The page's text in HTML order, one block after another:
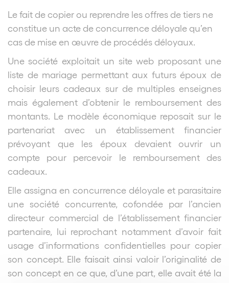
Le fait de copier ou reprendre les offres de tiers ne
constitue un acte de concurrence déloyale qu’en
cas de mise en œuvre de procédés déloyaux.
Une société exploitait un site web proposant une
liste de mariage permettant aux futurs époux de
choisir leurs cadeaux sur de multiples enseignes
mais également d’obtenir le remboursement des
montants. Le modèle économique reposait sur le
partenariat avec un établissement financier
prévoyant que les époux devaient ouvrir un
compte pour percevoir le remboursement des
cadeaux.
Elle assigna en concurrence déloyale et parasitaire
une société concurrente, cofondée par l’ancien
directeur commercial de l’établissement financier
partenaire, lui reprochant notamment d’avoir fait
usage d’informations confidentielles pour copier
son concept. Elle faisait ainsi valoir l’originalité de
son concept en ce que, d’une part, elle avait été la